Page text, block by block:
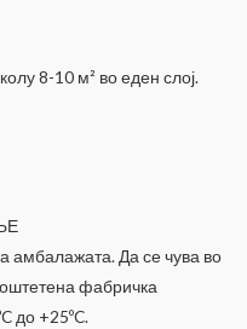
8-10 м² во еден слој.
амбалажата. Да се чува во
фабричка
до +25ºC.